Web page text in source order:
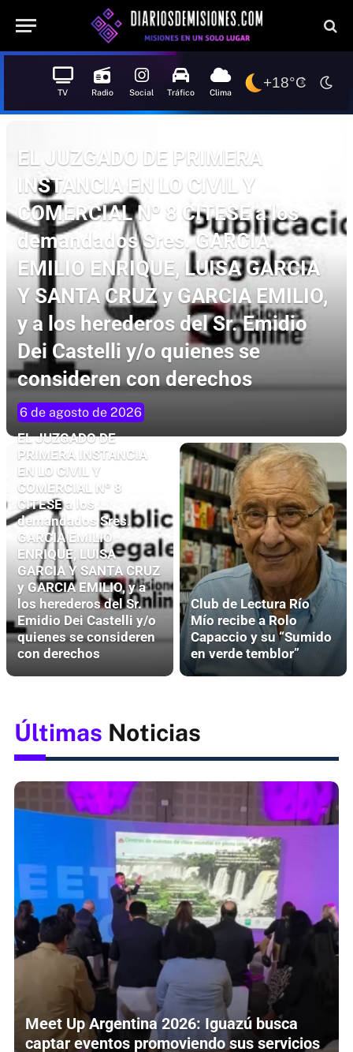
TV Radio Social Tráfico Clima
+18°C
EL JUZGADO DE PRIMERA
INSTANCIA EN LO CIVIL Y
COMERCIAL Nº 8 CITESE a los
demandados Sres. GARCIA
EMILIO ENRIQUE, LUISA GARCIA
Y SANTA CRUZ y GARCIA EMILIO,
y a los herederos del Sr. Emidio
Dei Castelli y/o quienes se
consideren con derechos
6 de agosto de 2026
EL JUZGADO DE
PRIMERA INSTANCIA
EN LO CIVIL Y
COMERCIAL Nº 8
CITESE a los
demandados Sres.
GARCIA EMILIO
ENRIQUE, LUISA
GARCIA Y SANTA CRUZ
y GARCIA EMILIO, y a
los herederos del Sr.
Emidio Dei Castelli y/o
quienes se consideren
con derechos
Club de Lectura Río
Mío recibe a Rolo
Capaccio y su “Sumido
en verde temblor”
Últimas Noticias
Meet Up Argentina 2026: Iguazú busca
captar eventos promoviendo sus servicios